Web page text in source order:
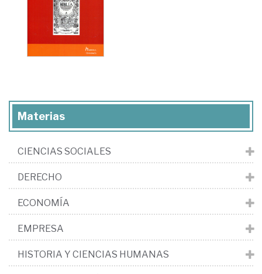
Materias
CIENCIAS SOCIALES
DERECHO
ECONOMÍA
EMPRESA
HISTORIA Y CIENCIAS HUMANAS